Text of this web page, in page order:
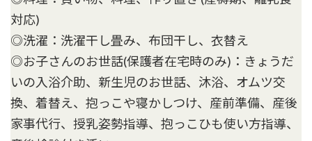
対応)
◎洗濯：洗濯干し畳み、布団干し、衣替え
◎お子さんのお世話(保護者在宅時のみ)：きょうだ
いの入浴介助、新生児のお世話、沐浴、オムツ交
換、着替え、抱っこや寝かしつけ、産前準備、産後
家事代行、授乳姿勢指導、抱っこひも使い方指導、